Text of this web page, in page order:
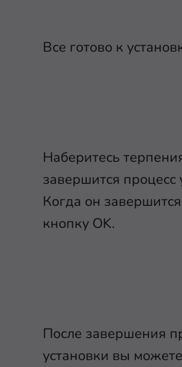
Все готово к
Наберитесь
завершится процесс
Когда он
кнопку OK.
После завершения
установки вы можете